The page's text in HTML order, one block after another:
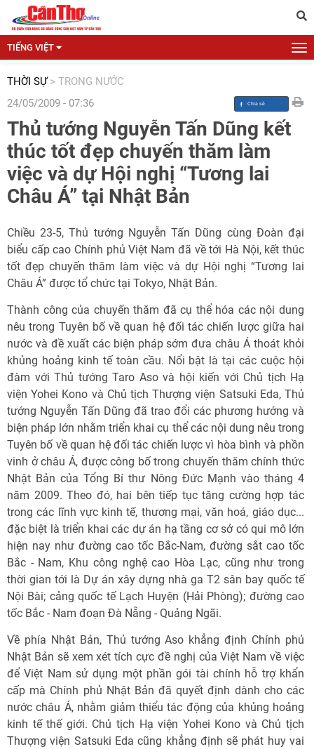
TIẾNG VIỆT
THỜI SỰ > TRONG NƯỚC
24/05/2009 - 07:36
Thủ tướng Nguyễn Tấn Dũng kết
thúc tốt đẹp chuyến thăm làm
việc và dự Hội nghị “Tương lai
Châu Á” tại Nhật Bản
Chiều 23-5, Thủ tướng Nguyễn Tấn Dũng cùng Đoàn đại
biểu cấp cao Chính phủ Việt Nam đã về tới Hà Nội, kết thúc
tốt đẹp chuyến thăm làm việc và dự Hội nghị “Tương lai
Châu Á” được tổ chức tại Tokyo, Nhật Bản.
Thành công của chuyến thăm đã cụ thể hóa các nội dung
nêu trong Tuyên bố về quan hệ đối tác chiến lược giữa hai
nước và đề xuất các biện pháp sớm đưa châu Á thoát khỏi
khủng hoảng kinh tế toàn cầu. Nổi bật là tại các cuộc hội
đàm với Thủ tướng Taro Aso và hội kiến với Chủ tịch Hạ
viện Yohei Kono và Chủ tịch Thượng viện Satsuki Eda, Thủ
tướng Nguyễn Tấn Dũng đã trao đổi các phương hướng và
biện pháp lớn nhằm triển khai cụ thể các nội dung nêu trong
Tuyên bố về quan hệ đối tác chiến lược vì hòa bình và phồn
vinh ở châu Á, được công bố trong chuyến thăm chính thức
Nhật Bản của Tổng Bí thư Nông Đức Mạnh vào tháng 4
năm 2009. Theo đó, hai bên tiếp tục tăng cường hợp tác
trong các lĩnh vực kinh tế, thương mại, văn hoá, giáo dục...
đặc biệt là triển khai các dự án hạ tầng cơ sở có qui mô lớn
hiện nay như đường cao tốc Bắc-Nam, đường sắt cao tốc
Bắc - Nam, Khu công nghệ cao Hòa Lạc, cũng như trong
thời gian tới là Dự án xây dựng nhà ga T2 sân bay quốc tế
Nội Bài; cảng quốc tế Lạch Huyện (Hải Phòng); đường cao
tốc Bắc - Nam đoạn Đà Nẵng - Quảng Ngãi.
Về phía Nhật Bản, Thủ tướng Aso khẳng định Chính phủ
Nhật Bản sẽ xem xét tích cực đề nghị của Việt Nam về việc
để Việt Nam sử dụng một phần gói tài chính hỗ trợ khẩn
cấp mà Chính phủ Nhật Bản đã quyết định dành cho các
nước châu Á, nhằm giảm thiểu tác động của khủng hoảng
kinh tế thế giới. Chủ tịch Hạ viện Yohei Kono và Chủ tịch
Thượng viện Satsuki Eda cũng khẳng định sẽ phát huy vai